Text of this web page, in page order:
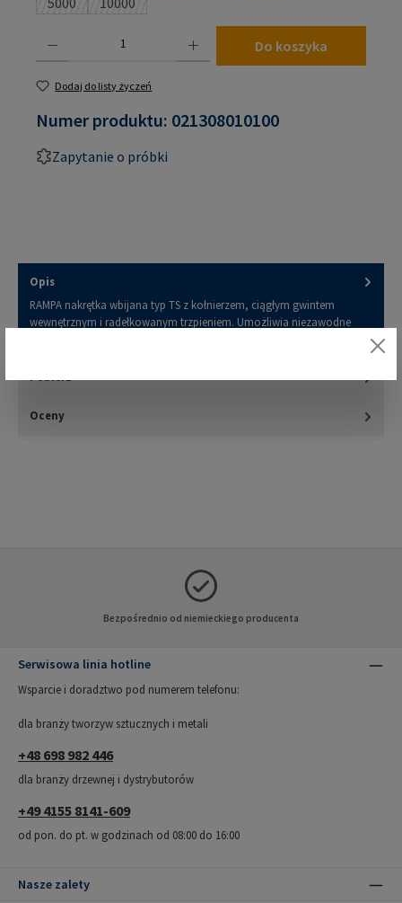
(Ta opcja jest obecnie niedostępna.)
(Ta opcja jest obecnie niedostępna.)
Do koszyka
Dodaj do listy życzeń
Numer produktu: 021308010100
Zapytanie o próbki
Opis
RAMPA nakrętka wbijana typ TS z kołnierzem, ciągłym gwintem
wewnętrznym i radełkowanym trzpieniem. Umożliwia niezawodne
Pobierz
Oceny
Bezpośrednio od niemieckiego producenta
Serwisowa linia hotline
Wsparcie i doradztwo pod numerem telefonu:
dla branży tworzyw sztucznych i metali
+48 698 982 446
dla branży drzewnej i dystrybutorów
+49 4155 8141-609
od pon. do pt. w godzinach od 08:00 do 16:00
Nasze zalety